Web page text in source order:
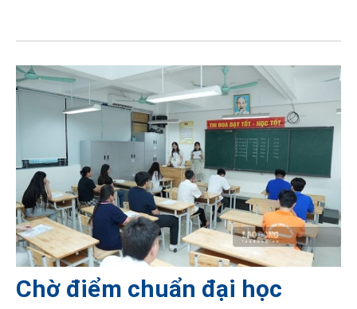
Chờ điểm chuẩn đại học